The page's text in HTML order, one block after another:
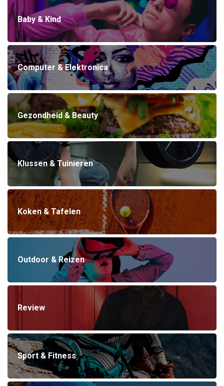
Baby & Kind
Computer & Elektronica
Gezondheid & Beauty
Klussen & Tuinieren
Koken & Tafelen
Outdoor & Reizen
Review
Sport & Fitness